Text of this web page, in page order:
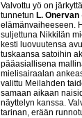
Valvottu yö on
tunnetun L. Onervan
elämänvaiheeseen.
suljettuna Nikkilän
kesti luovuutensa
tuskaansa satoihin
pääasiallisena
mielisairaalan
valittu Meilahden
samaan aikaan
näyttelyn kanssa.
tarinan, erään